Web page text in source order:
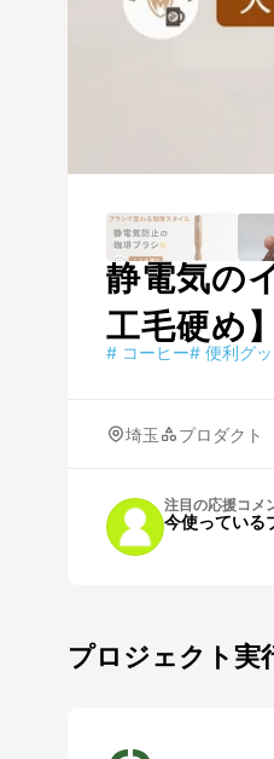
静電気の
工毛硬め】
# コーヒー# 便利グ
埼玉 プロダクト
注目の応援コメ
今使っている
プロジェクト実